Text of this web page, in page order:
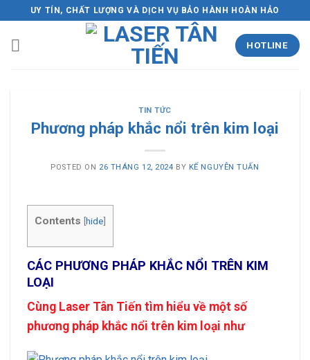
to
content
UY TÍN, CHẤT LƯỢNG VÀ DỊCH VỤ BẢO HÀNH HOÀN HẢO
HOTLINE
TIN TỨC
Phương pháp khắc nổi trên kim loại
POSTED ON 26 THÁNG 12, 2024 BY KẾ NGUYỄN TUẤN
Contents [hide]
CÁC PHƯƠNG PHÁP KHẮC NỔI TRÊN KIM
LOẠI
Cùng Laser Tân Tiến tìm hiểu về một số
phương pháp khắc nổi trên kim loại như